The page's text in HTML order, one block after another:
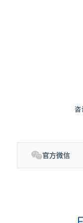
咨
官方微信